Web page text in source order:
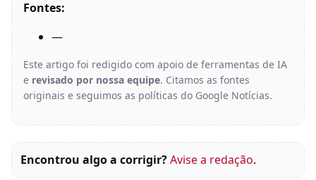
Fontes:
—
Este artigo foi redigido com apoio de ferramentas de IA
e revisado por nossa equipe. Citamos as fontes
originais e seguimos as políticas do Google Notícias.
Encontrou algo a corrigir?Avise a redação.